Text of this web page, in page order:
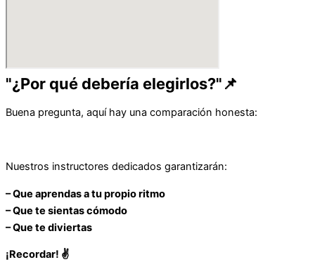
"¿Por qué debería elegirlos?"📌
Buena pregunta, aquí hay una comparación honesta:
Nuestros instructores dedicados garantizarán:
– Que aprendas a tu propio ritmo
– Que te sientas cómodo
– Que te diviertas
¡Recordar! ✌️